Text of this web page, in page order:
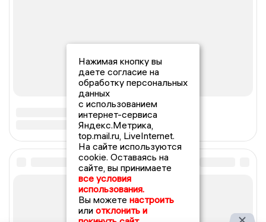
Нажимая кнопку вы
даете согласие на
обработку персональных
данных
с использованием
интернет-сервиса
Яндекс.Метрика,
top.mail.ru, LiveInternet.
На сайте используются
cookie. Оставаясь на
сайте, вы принимаете
все условия
использования.
Вы можете настроить
или отклонить и